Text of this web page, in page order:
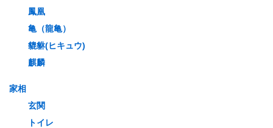
鳳凰
亀（龍亀）
貔貅(ヒキュウ)
麒麟
家相
玄関
トイレ